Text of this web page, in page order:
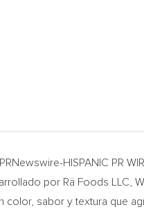
HISPANIC PR
por Rä Foods LLC,
color, sabor y textura que